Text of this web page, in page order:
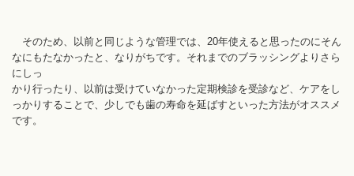
そのため、以前と同じような管理では、20年使えると思ったのにそん
なにもたなかったと、なりがちです。それまでのブラッシングよりさら
にしっ
かり行ったり、以前は受けていなかった定期検診を受診など、ケアをし
っかりすることで、少しでも歯の寿命を延ばすといった方法がオススメ
です。